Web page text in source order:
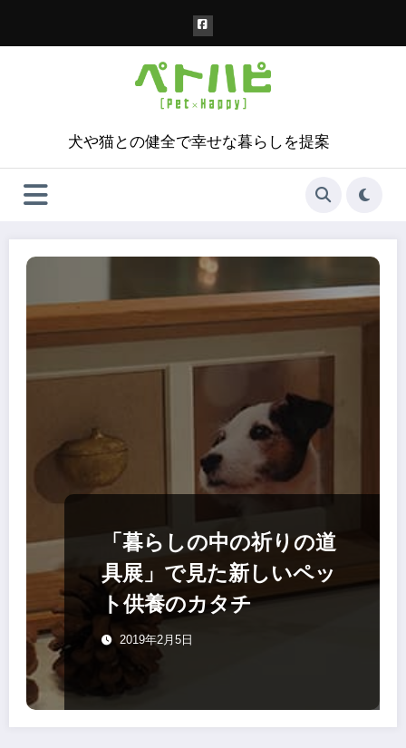
犬や猫との健全で幸せな暮らしを提案
「暮らしの中の祈りの道
具展」で見た新しいペッ
ト供養のカタチ
2019年2月5日